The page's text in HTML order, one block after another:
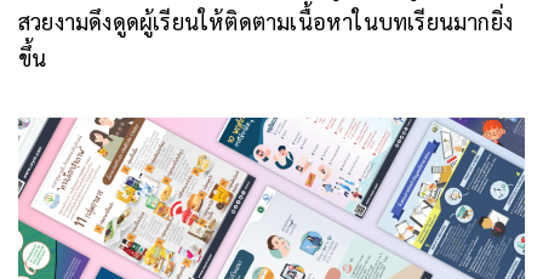
สวยงามดึงดูดผู้เรียนให้ติดตามเนื้อหาในบทเรียนมากยิ่ง
ขึ้น